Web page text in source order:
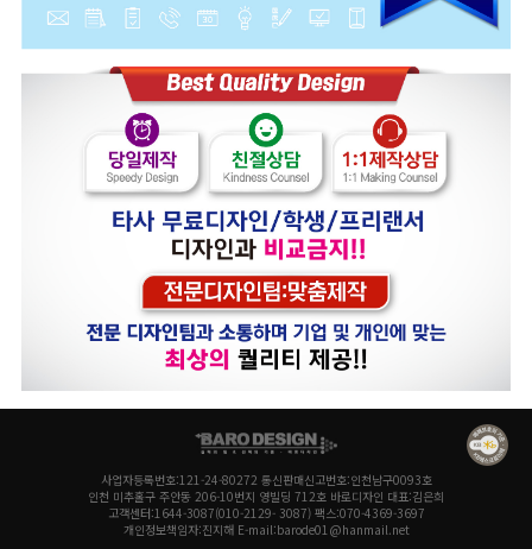
사업자등록번호:121-24-80272 통신판매신고번호:인천남구0093호
인천 미추홀구 주안동 206-10번지 영빌딩 712호 바로디자인 대표:김은희
고객센터:1644-3087(010-2129- 3087) 팩스:070-4369-3697
개인정보책임자:진지해 E-mail:barode01@hanmail.net